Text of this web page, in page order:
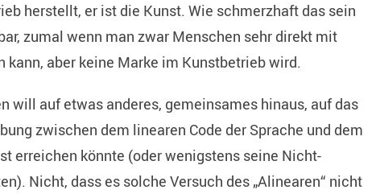
herstellt, er ist die Kunst. Wie schmerzhaft das sein
zumal wenn man zwar Menschen sehr direkt mit
kann, aber keine Marke im Kunstbetrieb wird.
will auf etwas anderes, gemeinsames hinaus, auf das
zwischen dem linearen Code der Sprache und dem
erreichen könnte (oder wenigstens seine Nicht-
Nicht, dass es solche Versuch des „Alinearen“ nicht